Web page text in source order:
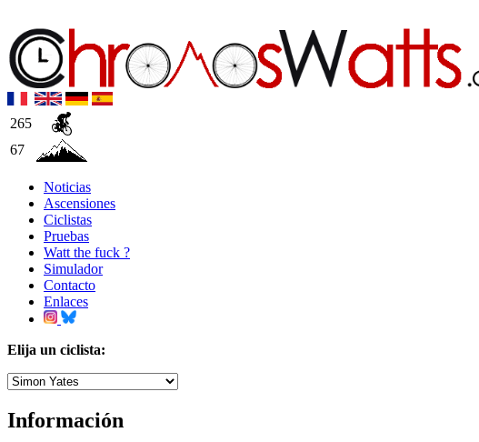
265
67
Noticias
Ascensiones
Ciclistas
Pruebas
Watt the fuck ?
Simulador
Contacto
Enlaces
Elija un ciclista:
Información